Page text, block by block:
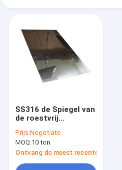
SS316 de Spiegel van
de roestvrij
eindigt
Prijs:Negotiate
MOQ:10 ton
Ontvang de meest recente Prijs